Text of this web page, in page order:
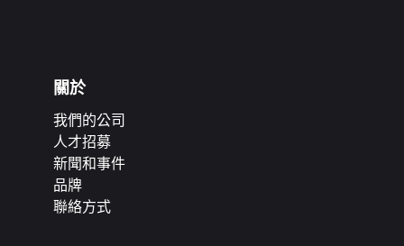
關於
我們的公司
人才招募
新聞和事件
品牌
聯絡方式